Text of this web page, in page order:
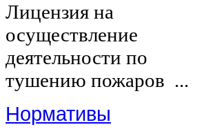
Лицензия на
осуществление
деятельности по
тушению пожаров ...
Нормативы